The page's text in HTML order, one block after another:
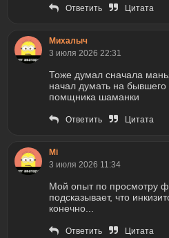
Ответить Цитата
Михалыч
3 июля 2026 22:31
Тоже думал сначала
начал думать на
помщника шаманки
Ответить Цитата
Mi
3 июля 2026 11:34
Мой опыт по просмотру
подсказывает, что
конечно...
Ответить Цитата